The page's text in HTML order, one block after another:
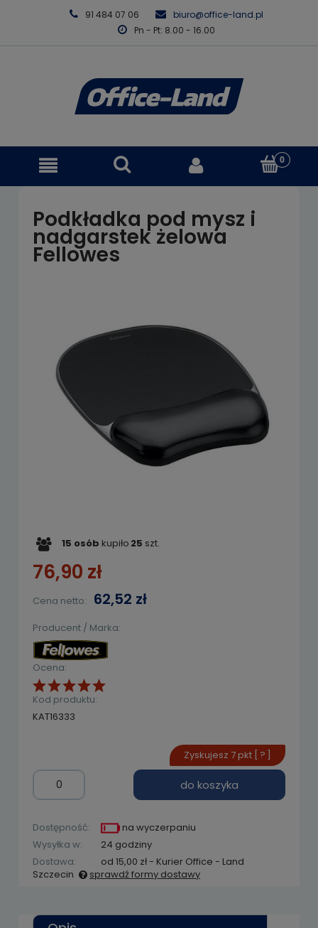
91 484 07 06
biuro@office-land.pl
Pn - Pt: 8.00 - 16.00
Podkładka pod mysz i
nadgarstek żelowa
Fellowes
15 osób kupiło 25 szt.
76,90 zł
Cena netto: 62,52 zł
Ocena:
Producent / Marka:
Kod produktu:
KAT16333
do koszyka
Zyskujesz 7 pkt [ ? ]
Dostępność:
na wyczerpaniu
Wysyłka w:
24 godziny
Dostawa:
od 15,00 zł- Kurier Office - Land
Szczecin
sprawdź formy dostawy